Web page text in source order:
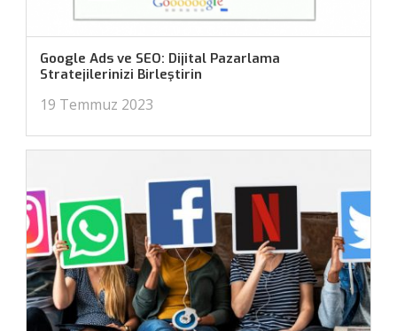
Google Ads ve SEO: Dijital Pazarlama
Stratejilerinizi Birleştirin
19 Temmuz 2023